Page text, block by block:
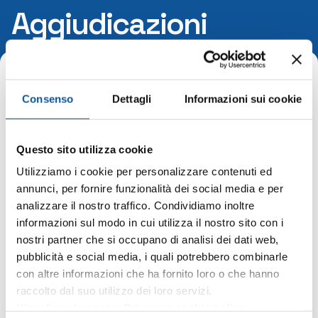
Consenso Dettagli Informazioni sui cookie
Questo sito utilizza cookie
Utilizziamo i cookie per personalizzare contenuti ed
annunci, per fornire funzionalità dei social media e per
analizzare il nostro traffico. Condividiamo inoltre
informazioni sul modo in cui utilizza il nostro sito con i
nostri partner che si occupano di analisi dei dati web,
pubblicità e social media, i quali potrebbero combinarle
con altre informazioni che ha fornito loro o che hanno
raccolto dal suo utilizzo dei loro servizi.
Aggiudicazioni
Home
(procedura negoziata senza previa indizione di
gara – affidamenti diretti – ex art. 36 D. Lgs.
50/2016)
Anno 2025
Aggiudicazioni (procedura negoziata senza previa
individuazione di gara – affidamenti diretti – ex